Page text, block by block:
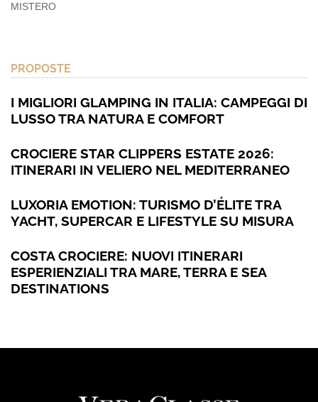
MISTERO
PROPOSTE
I MIGLIORI GLAMPING IN ITALIA: CAMPEGGI DI
LUSSO TRA NATURA E COMFORT
CROCIERE STAR CLIPPERS ESTATE 2026:
ITINERARI IN VELIERO NEL MEDITERRANEO
LUXORIA EMOTION: TURISMO D’ÉLITE TRA
YACHT, SUPERCAR E LIFESTYLE SU MISURA
COSTA CROCIERE: NUOVI ITINERARI
ESPERIENZIALI TRA MARE, TERRA E SEA
DESTINATIONS